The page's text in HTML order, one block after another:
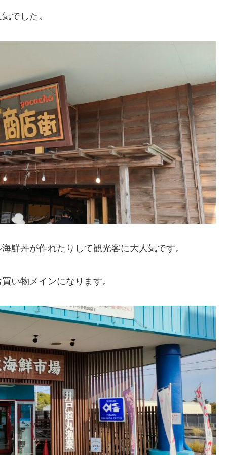
でした。
鮮丼が作れたりして観光客に大人気です。
い物メインになります。